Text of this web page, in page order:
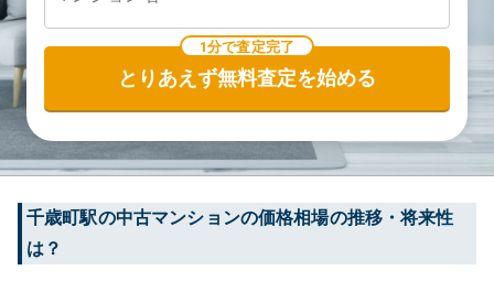
1分で査定完了
とりあえず無料査定を始める
千歳町駅の中古マンションの価格相場の推移・将来性
は？